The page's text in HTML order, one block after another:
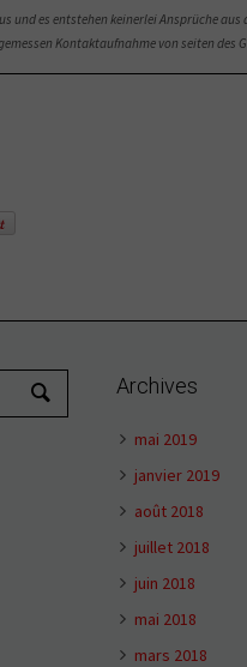
und es entstehen keinerlei Ansprüche
Kontaktaufnahme von seiten des
Archives
mai 2019
janvier 2019
août 2018
juillet 2018
juin 2018
mai 2018
mars 2018